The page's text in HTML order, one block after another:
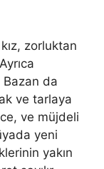
zorluktan
Bazan da
ve tarlaya
ve müjdeli
yeni
yakın